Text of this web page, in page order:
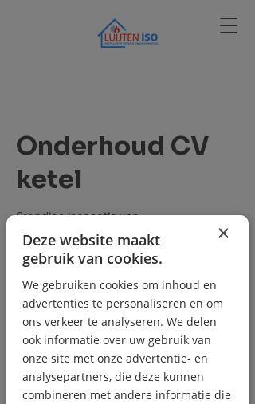
Onderhoud CV
ketel
Grondige inspectie van
verwarmingssystemen en service
1 uur1
u
u
op afspraak
Bij de klant
Beschrijving van de dienst
×
Deze website maakt
gebruik van cookies.
We gebruiken cookies om inhoud en
advertenties te personaliseren en om
ons verkeer te analyseren. We delen
ook informatie over uw gebruik van
onze site met onze advertentie- en
analysepartners, die deze kunnen
combineren met andere informatie die